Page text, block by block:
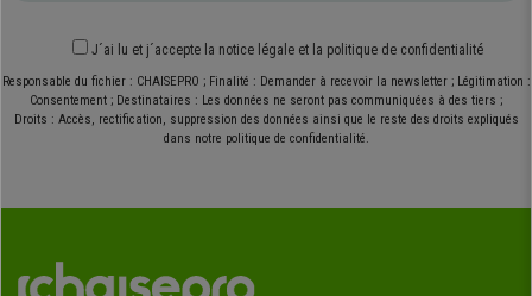
J´ai lu et j´accepte la notice légale et la politique de confidentialité
Responsable du fichier : CHAISEPRO ; Finalité : Demander à recevoir la newsletter ; Légitimation :
Consentement ; Destinataires : Les données ne seront pas communiquées à des tiers ;
Droits : Accès, rectification, suppression des données ainsi que le reste des droits expliqués
dans notre politique de confidentialité.